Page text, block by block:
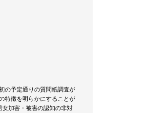
の予定通りの質問紙調査が
特徴を明らかにすることが
加害・被害の認知の非対